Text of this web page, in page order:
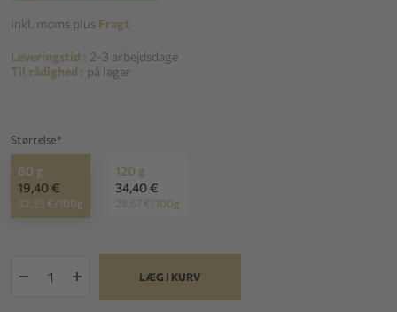
inkl. moms plus Fragt
Leveringstid : 2-3 arbejdsdage
Til rådighed : på lager
Størrelse*
60 g
19,40 €
32,33 €/100g
120 g
34,40 €
28,67 €/100g
LÆG I KURV